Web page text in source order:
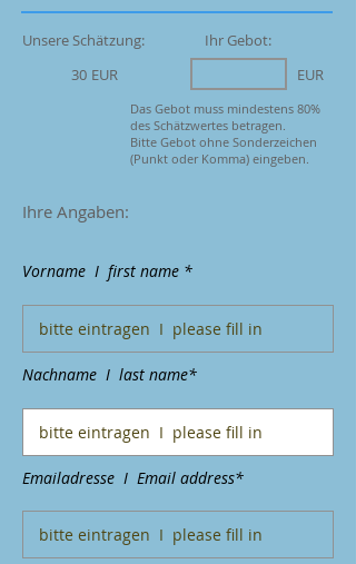
Unsere Schätzung:
30 EUR
Ihr Gebot:
EUR
Das Gebot muss mindestens 80%
des Schätzwertes betragen.
Bitte Gebot ohne Sonderzeichen
(Punkt oder Komma) eingeben.
Ihre Angaben:
Vorname I first name *
Nachname I last name*
Emailadresse I Email address*